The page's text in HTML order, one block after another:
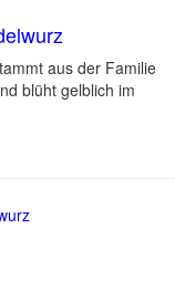
aus der Familie
blüht gelblich im